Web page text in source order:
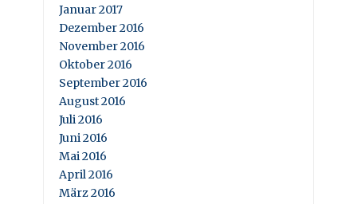
Januar 2017
Dezember 2016
November 2016
Oktober 2016
September 2016
August 2016
Juli 2016
Juni 2016
Mai 2016
April 2016
März 2016